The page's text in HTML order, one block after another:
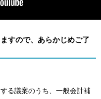
すので、あらかじめご了
る議案のうち、一般会計補